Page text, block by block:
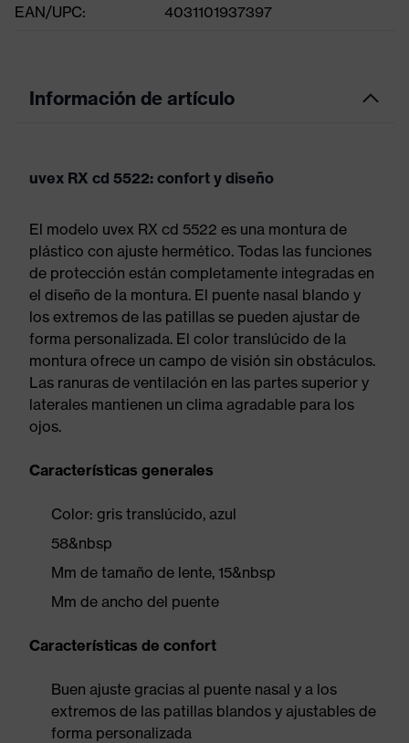
EAN/UPC:
4031101937397
Información de artículo
uvex RX cd 5522: confort y diseño
El modelo uvex RX cd 5522 es una montura de
plástico con ajuste hermético. Todas las funciones
de protección están completamente integradas en
el diseño de la montura. El puente nasal blando y
los extremos de las patillas se pueden ajustar de
forma personalizada. El color translúcido de la
montura ofrece un campo de visión sin obstáculos.
Las ranuras de ventilación en las partes superior y
laterales mantienen un clima agradable para los
ojos.
Características generales
Color: gris translúcido, azul
58&nbsp
Mm de tamaño de lente, 15&nbsp
Mm de ancho del puente
Características de confort
Buen ajuste gracias al puente nasal y a los
extremos de las patillas blandos y ajustables de
forma personalizada